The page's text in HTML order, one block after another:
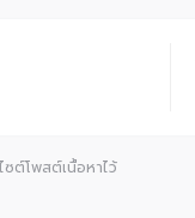
ต์โพสต์เนื้อหาไว้